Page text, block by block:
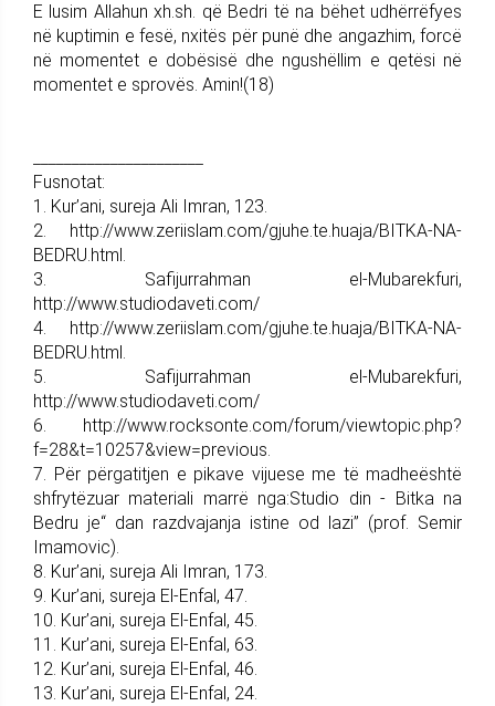
E lusim Allahun xh.sh. që Bedri të na bëhet udhërrëfyes
në kuptimin e fesë, nxitës për punë dhe angazhim, forcë
në momentet e dobësisë dhe ngushëllim e qetësi në
momentet e sprovës. Amin!(18)
Fusnotat:
1. Kur’ani, sureja Ali Imran, 123.
2. http://www.zeriislam.com/gjuhe.te.huaja/BITKA-NA-
BEDRU.html.
3. Safijurrahman el-Mubarekfuri,
http://www.studiodaveti.com/
4. http://www.zeriislam.com/gjuhe.te.huaja/BITKA-NA-
BEDRU.html.
5. Safijurrahman el-Mubarekfuri,
http://www.studiodaveti.com/
6. http://www.rocksonte.com/forum/viewtopic.php?
f=28&t=10257&view=previous.
7. Për përgatitjen e pikave vijuese me të madheështë
shfrytëzuar materiali marrë nga:Studio din - Bitka na
Bedru je“ dan razdvajanja istine od lazi” (prof. Semir
Imamovic).
8. Kur’ani, sureja Ali Imran, 173.
9. Kur’ani, sureja El-Enfal, 47.
10. Kur’ani, sureja El-Enfal, 45.
11. Kur’ani, sureja El-Enfal, 63.
12. Kur’ani, sureja El-Enfal, 46.
13. Kur’ani, sureja El-Enfal, 24.